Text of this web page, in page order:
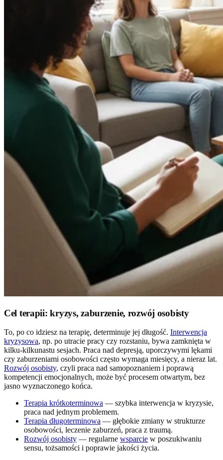
Cel terapii: kryzys, zaburzenie, rozwój osobisty
To, po co idziesz na terapię, determinuje jej długość. Interwencja
kryzysowa, np. po utracie pracy czy rozstaniu, bywa zamknięta w
kilku-kilkunastu sesjach. Praca nad depresją, uporczywymi lękami
czy zaburzeniami osobowości często wymaga miesięcy, a nieraz lat.
Rozwój osobisty, czyli praca nad samopoznaniem i poprawą
kompetencji emocjonalnych, może być procesem otwartym, bez
jasno wyznaczonego końca.
Terapia krótkoterminowa — szybka interwencja w kryzysie,
praca nad jednym problemem.
Terapia długoterminowa — głębokie zmiany w strukturze
osobowości, leczenie zaburzeń, praca z traumą.
Rozwój osobisty — regularne wsparcie w poszukiwaniu
sensu, tożsamości i poprawie jakości życia.